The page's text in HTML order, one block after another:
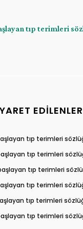
tıp terimleri
EDILENLER
tıp terimleri
tıp terimleri
tıp terimleri
tıp terimleri
tıp terimleri
tıp terimleri